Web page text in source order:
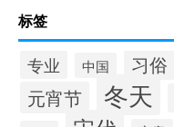
标签
专业 中国 习俗
元宵节 冬天